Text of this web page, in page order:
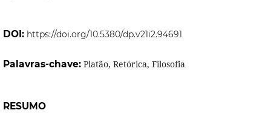
DOI: https://doi.org/10.5380/dp.v21i2.94691
Palavras-chave: Platão, Retórica, Filosofia
RESUMO